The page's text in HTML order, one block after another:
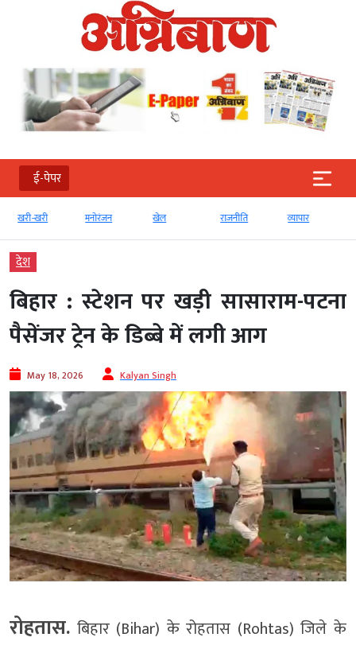
ई-पेपर
खरी-खरी मनोरंजन खेल राजनीति व्‍यापार
देश
बिहार : स्टेशन पर खड़ी सासाराम-पटना
पैसेंजर ट्रेन के डिब्बे में लगी आग
May 18, 2026 Kalyan Singh
रोहतास. बिहार (Bihar) के रोहतास (Rohtas) जिले के